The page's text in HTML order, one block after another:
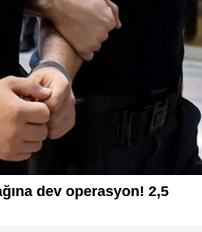
dev operasyon! 2,5